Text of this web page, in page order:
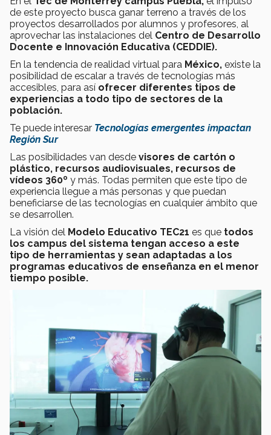
de este proyecto busca ganar terreno a través de los
proyectos desarrollados por alumnos y profesores, al
aprovechar las instalaciones del Centro de Desarrollo
Docente e Innovación Educativa (CEDDIE).
En la tendencia de realidad virtual para México, existe la
posibilidad de escalar a través de tecnologías más
accesibles, para así ofrecer diferentes tipos de
experiencias a todo tipo de sectores de la
población.
Te puede interesar Tecnologías emergentes impactan
Región Sur
Las posibilidades van desde visores de cartón o
plástico, recursos audiovisuales, recursos de
vídeos 360º y más. Todas permiten que este tipo de
experiencia llegue a más personas y que puedan
beneficiarse de las tecnologías en cualquier ámbito que
se desarrollen.
La visión del Modelo Educativo TEC21 es que todos
los campus del sistema tengan acceso a este
tipo de herramientas y sean adaptadas a los
programas educativos de enseñanza en el menor
tiempo posible.